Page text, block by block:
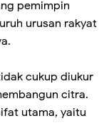
pemimpin
urusan rakyat
cukup diukur
citra.
utama, yaitu